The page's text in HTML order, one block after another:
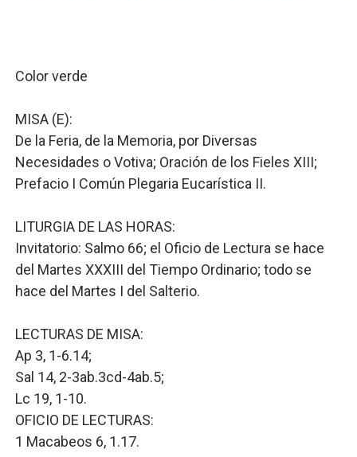
Candidato a presidente del Colegio de Notarios hace
Digecac realizará Primer Festival de Plantas 2026
Color verde
MISA (E):
De la Feria, de la Memoria, por Diversas
Necesidades o Votiva; Oración de los Fieles XIII;
Prefacio I Común Plegaria Eucarística II.
LITURGIA DE LAS HORAS:
Invitatorio: Salmo 66; el Oficio de Lectura se hace
del Martes XXXIII del Tiempo Ordinario; todo se
hace del Martes I del Salterio.
LECTURAS DE MISA:
Ap 3, 1-6.14;
Sal 14, 2-3ab.3cd-4ab.5;
Lc 19, 1-10.
OFICIO DE LECTURAS:
1 Macabeos 6, 1.17.